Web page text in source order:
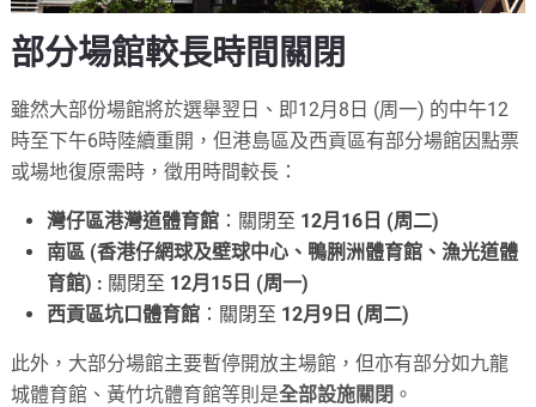
部分場館較長時間關閉
雖然大部份場館將於選舉翌日、即12月8日 (周一) 的中午12
時至下午6時陸續重開，但港島區及西貢區有部分場館因點票
或場地復原需時，徵用時間較長：
灣仔區港灣道體育館 ：關閉至 12月16日 (周二)
南區 (香港仔網球及壁球中心、鴨脷洲體育館、漁光道體
育館) : 關閉至 12月15日 (周一)
西貢區坑口體育館 ：關閉至 12月9日 (周二)
此外，大部分場館主要暫停開放主場館，但亦有部分如九龍
城體育館、黃竹坑體育館等則是全部設施關閉 。